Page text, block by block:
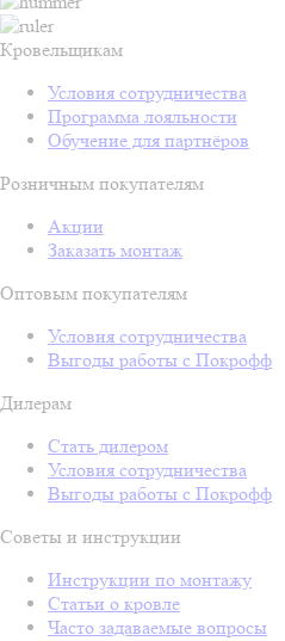
Кровельщикам
Условия сотрудничества
Программа лояльности
Обучение для партнёров
Розничным покупателям
Акции
Заказать монтаж
Оптовым покупателям
Условия сотрудничества
Выгоды работы с Покрофф
Дилерам
Стать дилером
Условия сотрудничества
Выгоды работы с Покрофф
Советы и инструкции
Инструкции по монтажу
Статьи о кровле
Часто задаваемые вопросы